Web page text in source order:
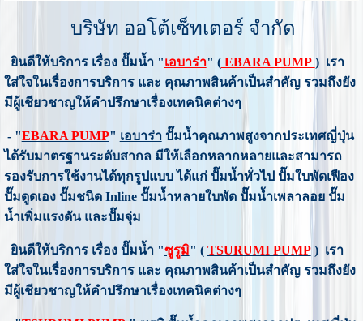
บริษัท ออโต้เซ็ทเตอร์ จำกัด
ยินดีให้บริการ เรื่อง ปั๊มน้ำ "เอบาร่า" (EBARA PUMP ) เรา
ใส่ใจในเรื่องการบริการ และ คุณภาพสินค้าเป็นสำคัญ รวมถึงยัง
มีผู้เชียวชาญให้คำปรึกษาเรื่องเทคนิคต่างๆ
- "EBARA PUMP" เอบาร่าปั๊มน้ำคุณภาพสูงจากประเทศญี่ปุ่น
ได้รับมาตรฐานระดับสากล มีให้เลือกหลากหลายและสามารถ
รองรับการใช้งานได้ทุกรูปแบบ ได้แก่ ปั๊มน้ำทั่วไป ปั๊มใบพัดเฟือง
ปั๊มดูดเอง ปั๊มชนิด Inline ปั๊มน้ำหลายใบพัด ปั๊มน้ำเพลาลอย ปั๊ม
น้ำเพิ่มแรงดัน และปั๊มจุ่ม
ยินดีให้บริการ เรื่อง ปั๊มน้ำ "ซูรูมิ" ( TSURUMI PUMP) เรา
ใส่ใจในเรื่องการบริการ และ คุณภาพสินค้าเป็นสำคัญ รวมถึงยัง
มีผู้เชียวชาญให้คำปรึกษาเรื่องเทคนิคต่างๆ